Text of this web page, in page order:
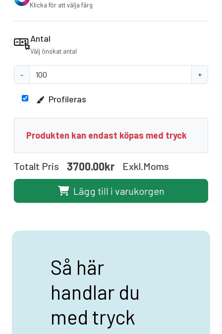
Klicka för att välja färg
Antal
Välj önskat antal
- +
Profileras
Produkten kan endast köpas med tryck
Totalt Pris 3700.00kr Exkl.moms
Lägg till i varukorgen
Så här
handlar du
med tryck